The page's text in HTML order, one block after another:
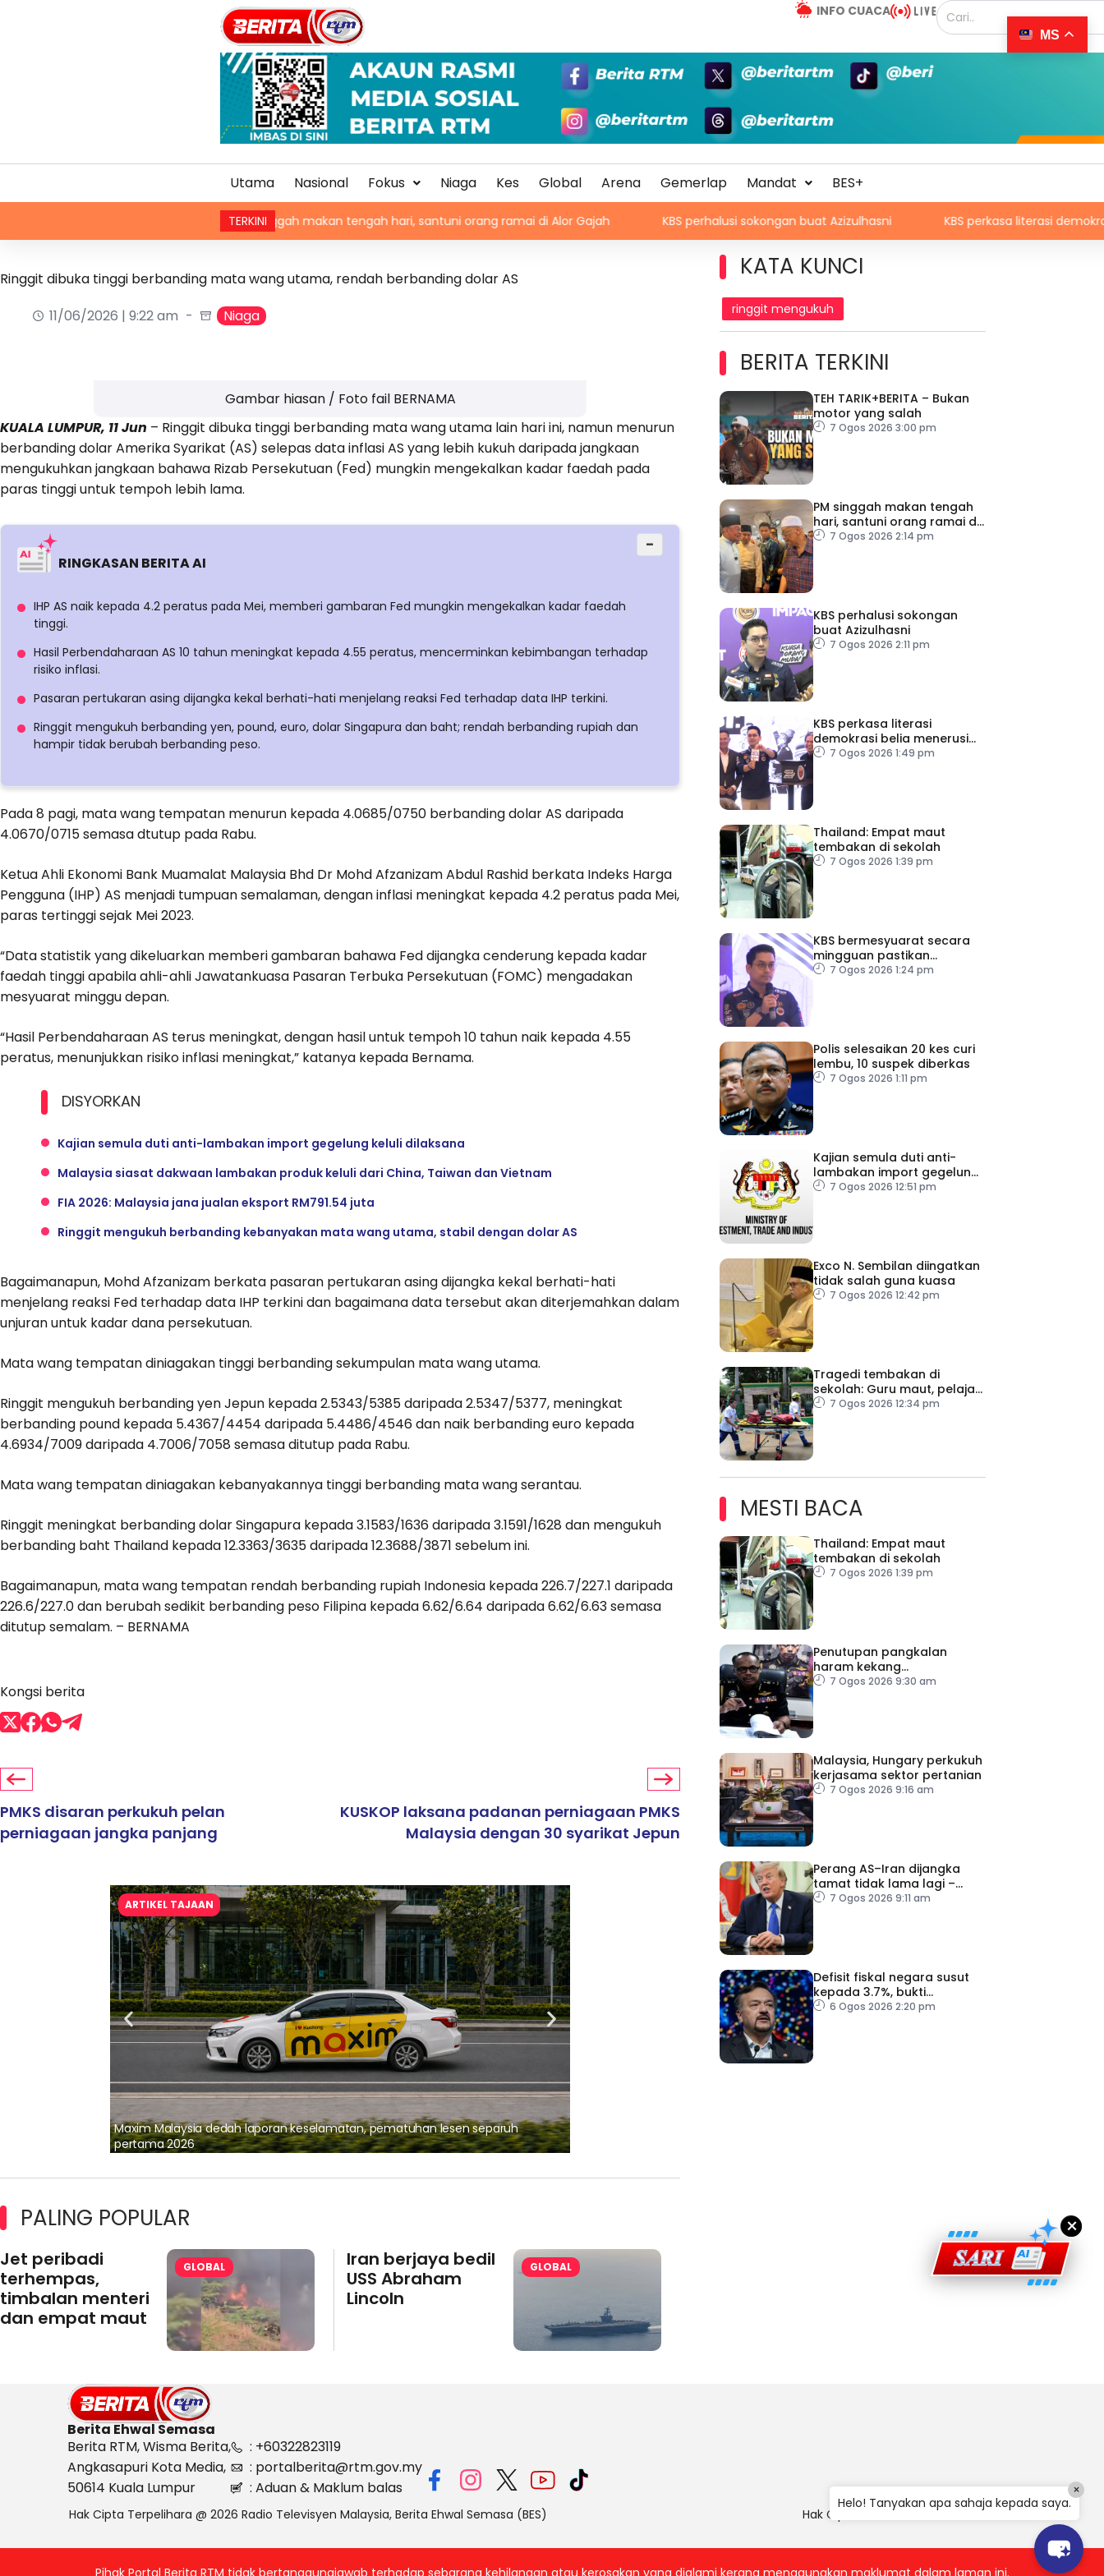
INFO CUACA
Utama Nasional Fokus Niaga Kes Global Arena Gemerlap Mandat BES+
TERKINI
PM singgah makan tengah hari, santuni orang ramai di Alor Gajah KBS perhalusi sokongan buat Azizulhasni KBS perkasa literasi demokrasi belia
Ringgit dibuka tinggi berbanding mata wang utama, rendah berbanding dolar AS
11/06/2026 | 9:22 am
Niaga
Gambar hiasan / Foto fail BERNAMA
KUALA LUMPUR, 11 Jun – Ringgit dibuka tinggi berbanding mata wang utama lain hari ini, namun menurun
berbanding dolar Amerika Syarikat (AS) selepas data inflasi AS yang lebih kukuh daripada jangkaan
mengukuhkan jangkaan bahawa Rizab Persekutuan (Fed) mungkin mengekalkan kadar faedah pada
paras tinggi untuk tempoh lebih lama.
RINGKASAN BERITA AI
−
IHP AS naik kepada 4.2 peratus pada Mei, memberi gambaran Fed mungkin mengekalkan kadar faedah
tinggi.
Hasil Perbendaharaan AS 10 tahun meningkat kepada 4.55 peratus, mencerminkan kebimbangan terhadap
risiko inflasi.
Pasaran pertukaran asing dijangka kekal berhati-hati menjelang reaksi Fed terhadap data IHP terkini.
Ringgit mengukuh berbanding yen, pound, euro, dolar Singapura dan baht; rendah berbanding rupiah dan
hampir tidak berubah berbanding peso.
Pada 8 pagi, mata wang tempatan menurun kepada 4.0685/0750 berbanding dolar AS daripada
4.0670/0715 semasa dtutup pada Rabu.
Ketua Ahli Ekonomi Bank Muamalat Malaysia Bhd Dr Mohd Afzanizam Abdul Rashid berkata Indeks Harga
Pengguna (IHP) AS menjadi tumpuan semalaman, dengan inflasi meningkat kepada 4.2 peratus pada Mei,
paras tertinggi sejak Mei 2023.
“Data statistik yang dikeluarkan memberi gambaran bahawa Fed dijangka cenderung kepada kadar
faedah tinggi apabila ahli-ahli Jawatankuasa Pasaran Terbuka Persekutuan (FOMC) mengadakan
mesyuarat minggu depan.
“Hasil Perbendaharaan AS terus meningkat, dengan hasil untuk tempoh 10 tahun naik kepada 4.55
peratus, menunjukkan risiko inflasi meningkat,” katanya kepada Bernama.
DISYORKAN
Kajian semula duti anti-lambakan import gegelung keluli dilaksana
Malaysia siasat dakwaan lambakan produk keluli dari China, Taiwan dan Vietnam
FIA 2026: Malaysia jana jualan eksport RM791.54 juta
Ringgit mengukuh berbanding kebanyakan mata wang utama, stabil dengan dolar AS
Bagaimanapun, Mohd Afzanizam berkata pasaran pertukaran asing dijangka kekal berhati-hati
menjelang reaksi Fed terhadap data IHP terkini dan bagaimana data tersebut akan diterjemahkan dalam
unjuran untuk kadar dana persekutuan.
Mata wang tempatan diniagakan tinggi berbanding sekumpulan mata wang utama.
Ringgit mengukuh berbanding yen Jepun kepada 2.5343/5385 daripada 2.5347/5377, meningkat
berbanding pound kepada 5.4367/4454 daripada 5.4486/4546 dan naik berbanding euro kepada
4.6934/7009 daripada 4.7006/7058 semasa ditutup pada Rabu.
Mata wang tempatan diniagakan kebanyakannya tinggi berbanding mata wang serantau.
Ringgit meningkat berbanding dolar Singapura kepada 3.1583/1636 daripada 3.1591/1628 dan mengukuh
berbanding baht Thailand kepada 12.3363/3635 daripada 12.3688/3871 sebelum ini.
Bagaimanapun, mata wang tempatan rendah berbanding rupiah Indonesia kepada 226.7/227.1 daripada
226.6/227.0 dan berubah sedikit berbanding peso Filipina kepada 6.62/6.64 daripada 6.62/6.63 semasa
ditutup semalam. – BERNAMA
Kongsi berita
PMKS disaran perkukuh pelan
perniagaan jangka panjang
KUSKOP laksana padanan perniagaan PMKS
Malaysia dengan 30 syarikat Jepun
ARTIKEL TAJAAN
Maxim Malaysia dedah laporan keselamatan, pematuhan lesen separuh
pertama 2026
PALING POPULAR
Jet peribadi
terhempas,
timbalan menteri
dan empat maut
GLOBAL
Iran berjaya bedil
USS Abraham
Lincoln
GLOBAL
KATA KUNCI
ringgit mengukuh
BERITA TERKINI
TEH TARIK+BERITA – Bukan
motor yang salah
7 Ogos 2026 3:00 pm
PM singgah makan tengah
hari, santuni orang ramai di
Alor Gajah
7 Ogos 2026 2:14 pm
KBS perhalusi sokongan
buat Azizulhasni
7 Ogos 2026 2:11 pm
KBS perkasa literasi
demokrasi belia menerusi
Bulan Rakan Demokrasi
7 Ogos 2026 1:49 pm
Thailand: Empat maut
tembakan di sekolah
7 Ogos 2026 1:39 pm
KBS bermesyuarat secara
mingguan pastikan
persiapan F1 lancar
7 Ogos 2026 1:24 pm
Polis selesaikan 20 kes curi
lembu, 10 suspek diberkas
7 Ogos 2026 1:11 pm
Kajian semula duti anti-
lambakan import gegelung
keluli dilaksana
7 Ogos 2026 12:51 pm
Exco N. Sembilan diingatkan
tidak salah guna kuasa
7 Ogos 2026 12:42 pm
Tragedi tembakan di
sekolah: Guru maut, pelajar
bunuh diri
7 Ogos 2026 12:34 pm
MESTI BACA
Thailand: Empat maut
tembakan di sekolah
7 Ogos 2026 1:39 pm
Penutupan pangkalan
haram kekang
penyeludupan di Kelantan
7 Ogos 2026 9:30 am
Malaysia, Hungary perkukuh
kerjasama sektor pertanian
7 Ogos 2026 9:16 am
Perang AS–Iran dijangka
tamat tidak lama lagi –
Trump
7 Ogos 2026 9:11 am
Defisit fiskal negara susut
kepada 3.7%, bukti
keyakinan pelabur masih
6 Ogos 2026 2:20 pm
×
Berita Ehwal Semasa
Berita RTM, Wisma Berita,
Angkasapuri Kota Media,
50614 Kuala Lumpur
: +60322823119
: portalberita@rtm.gov.my
: Aduan & Maklum balas
Hak Cipta Terpelihara @ 2026 Radio Televisyen Malaysia, Berita Ehwal Semasa (BES) Hak Cipta Penafian Polisi Keselamatan
MS
Helo! Tanyakan apa sahaja kepada saya.
×